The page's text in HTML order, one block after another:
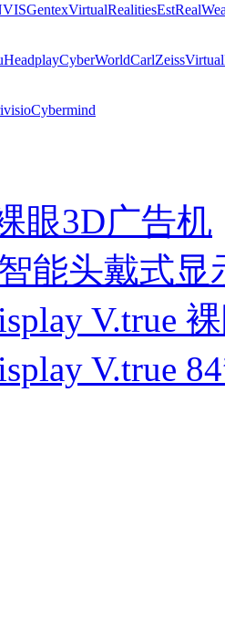
GentexVirtualRealitiesEst
HeadplayCyberWorldCarlZeiss
Cybermind
眼3D广告机
能头戴式显
V.true
V.true